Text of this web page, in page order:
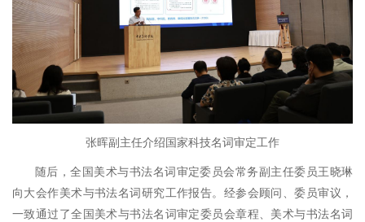
张晖副主任介绍国家科技名词审定工作
随后，全国美术与书法名词审定委员会常务副主任委员王晓琳
向大会作美术与书法名词研究工作报告。经参会顾问、委员审议，
一致通过了全国美术与书法名词审定委员会章程、美术与书法名词